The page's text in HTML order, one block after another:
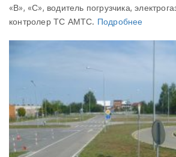
«В», «С», водитель погрузчика,
контролер ТС АМТС. Подробнее